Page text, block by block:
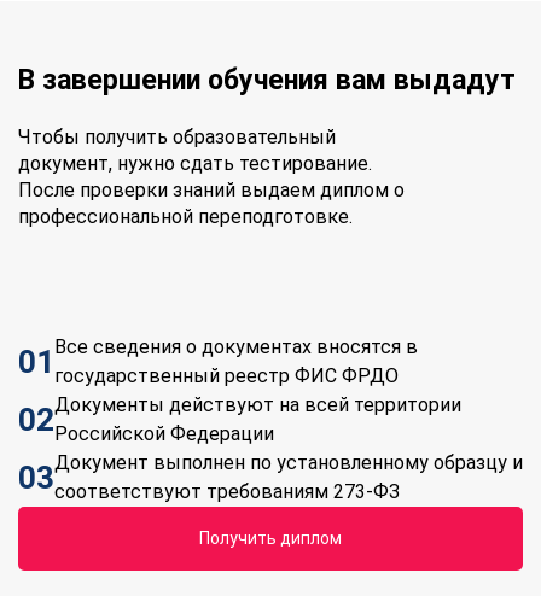
В завершении обучения вам выдадут
Чтобы получить образовательный
документ, нужно сдать тестирование.
После проверки знаний выдаем диплом о
профессиональной переподготовке.
01 Все сведения о документах вносятся в
государственный реестр ФИС ФРДО
02Документы действуют на всей территории
Российской Федерации
03Документ выполнен по установленному образцу и
соответствуют требованиям 273-ФЗ
Получить диплом